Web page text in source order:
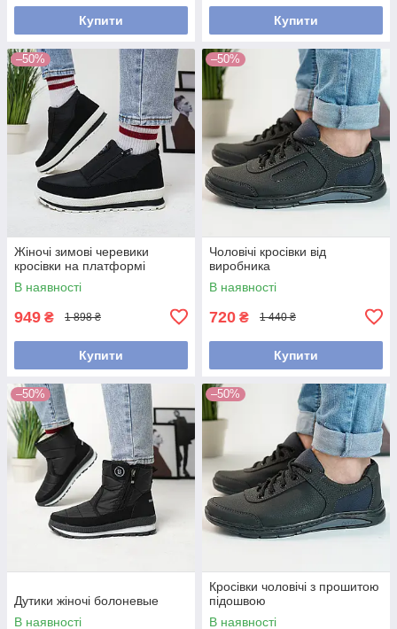
Купити Купити
–50%
Жіночі зимові черевики
кросівки на платформі
В наявності
949 ₴ 1 898 ₴
Купити
–50%
Чоловічі кросівки від
виробника
В наявності
720 ₴ 1 440 ₴
Купити
–50%
Дутики жіночі болоневые
В наявності
–50%
Кросівки чоловічі з прошитою
підошвою
В наявності